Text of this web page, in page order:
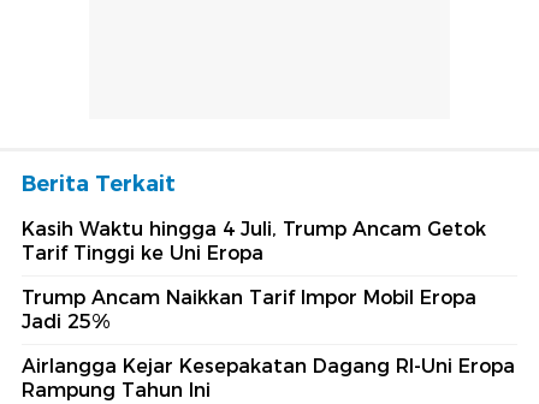
Berita Terkait
Kasih Waktu hingga 4 Juli, Trump Ancam Getok
Tarif Tinggi ke Uni Eropa
Trump Ancam Naikkan Tarif Impor Mobil Eropa
Jadi 25%
Airlangga Kejar Kesepakatan Dagang RI-Uni Eropa
Rampung Tahun Ini